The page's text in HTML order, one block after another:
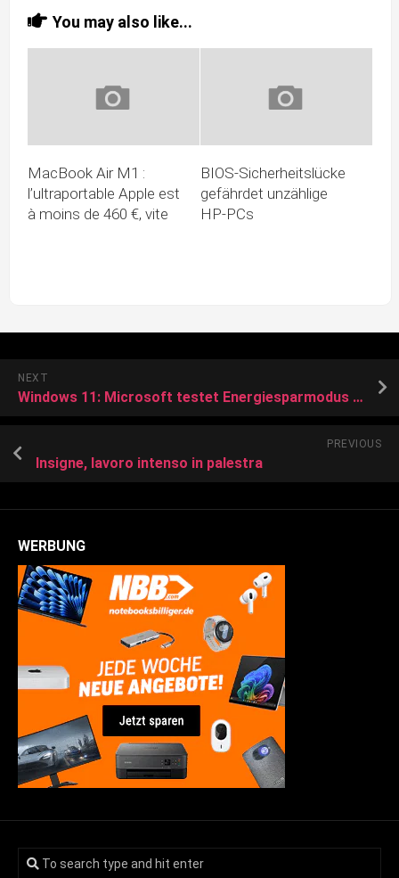
You may also like...
MacBook Air M1 :
l’ultraportable Apple est
à moins de 460 €, vite
BIOS-Sicherheitslücke
gefährdet unzählige
HP-PCs
NEXT
Windows 11: Microsoft testet Energiesparmodus für Laptops und PCs
PREVIOUS
Insigne, lavoro intenso in palestra
WERBUNG